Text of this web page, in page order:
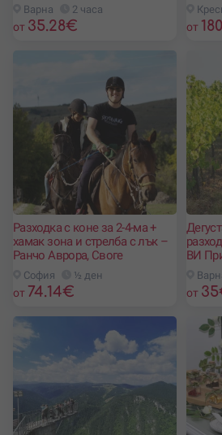
Варна 2 часа
от 35.28€ от 180
Разходка с коне за 2-4-ма +
хамак зона и стрелба с лък –
Ранчо Аврора, Своге
София ½ ден
от 74.14€
ВИ
от 35